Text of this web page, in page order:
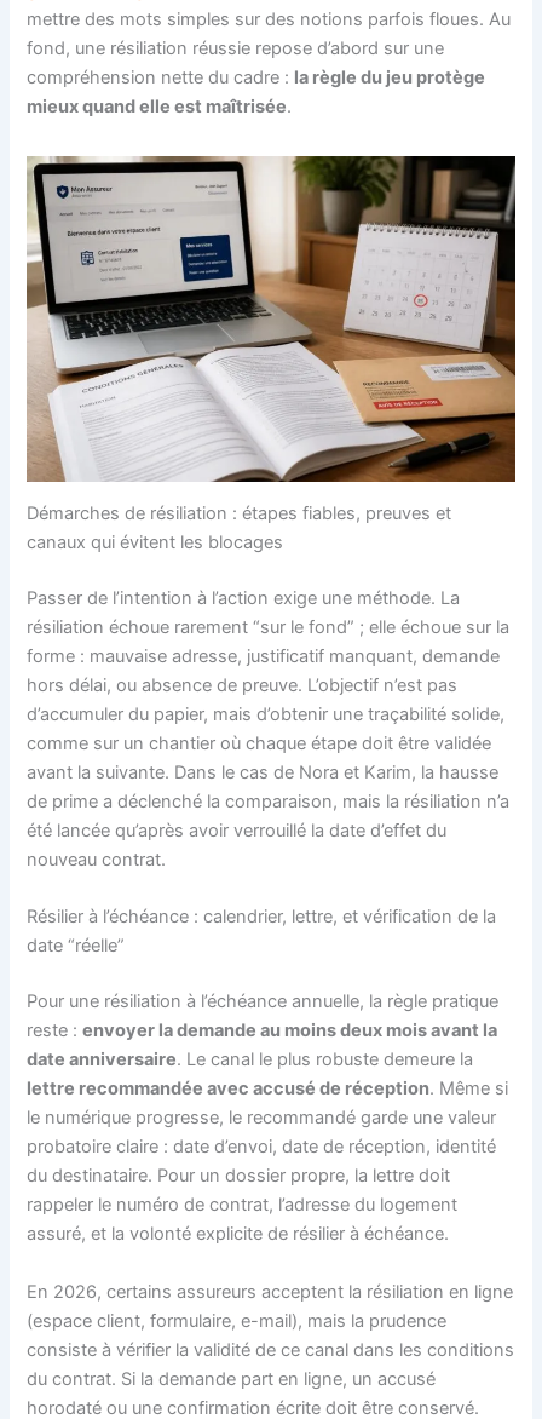
mettre des mots simples sur des notions parfois floues. Au
fond, une résiliation réussie repose d’abord sur une
compréhension nette du cadre : la règle du jeu protège
mieux quand elle est maîtrisée.
Démarches de résiliation : étapes fiables, preuves et
canaux qui évitent les blocages
Passer de l’intention à l’action exige une méthode. La
résiliation échoue rarement “sur le fond” ; elle échoue sur la
forme : mauvaise adresse, justificatif manquant, demande
hors délai, ou absence de preuve. L’objectif n’est pas
d’accumuler du papier, mais d’obtenir une traçabilité solide,
comme sur un chantier où chaque étape doit être validée
avant la suivante. Dans le cas de Nora et Karim, la hausse
de prime a déclenché la comparaison, mais la résiliation n’a
été lancée qu’après avoir verrouillé la date d’effet du
nouveau contrat.
Résilier à l’échéance : calendrier, lettre, et vérification de la
date “réelle”
Pour une résiliation à l’échéance annuelle, la règle pratique
reste :envoyer la demande au moins deux mois avant la
date anniversaire. Le canal le plus robuste demeure la
lettre recommandée avec accusé de réception. Même si
le numérique progresse, le recommandé garde une valeur
probatoire claire : date d’envoi, date de réception, identité
du destinataire. Pour un dossier propre, la lettre doit
rappeler le numéro de contrat, l’adresse du logement
assuré, et la volonté explicite de résilier à échéance.
En 2026, certains assureurs acceptent la résiliation en ligne
(espace client, formulaire, e-mail), mais la prudence
consiste à vérifier la validité de ce canal dans les conditions
du contrat. Si la demande part en ligne, un accusé
horodaté ou une confirmation écrite doit être conservé.